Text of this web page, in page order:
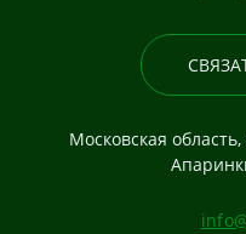
Московская